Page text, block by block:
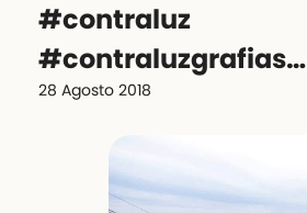
#contraluz
#contraluzgrafias…
28 Agosto 2018